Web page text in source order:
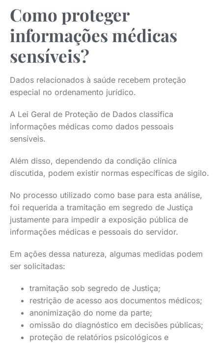
Como proteger
informações médicas
sensíveis?
Dados relacionados à saúde recebem proteção
especial no ordenamento jurídico.
A Lei Geral de Proteção de Dados classifica
informações médicas como dados pessoais
sensíveis.
Além disso, dependendo da condição clínica
discutida, podem existir normas específicas de sigilo.
No processo utilizado como base para esta análise,
foi requerida a tramitação em segredo de Justiça
justamente para impedir a exposição pública de
informações médicas e pessoais do servidor.
Em ações dessa natureza, algumas medidas podem
ser solicitadas:
tramitação sob segredo de Justiça;
restrição de acesso aos documentos médicos;
anonimização do nome da parte;
omissão do diagnóstico em decisões públicas;
proteção de relatórios psicológicos e